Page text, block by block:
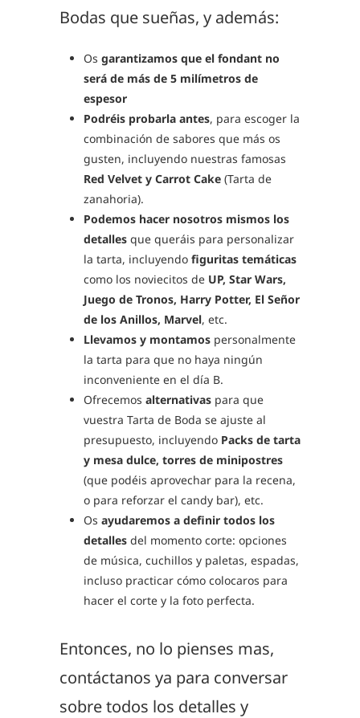
Bodas que sueñas, y además:
Os garantizamos que el fondant no
será de más de 5 milímetros de
espesor
Podréis probarla antes, para escoger la
combinación de sabores que más os
gusten, incluyendo nuestras famosas
Red Velvet y Carrot Cake (Tarta de
zanahoria).
Podemos hacer nosotros mismos los
detalles que queráis para personalizar
la tarta, incluyendo figuritas temáticas
como los noviecitos de UP, Star Wars,
Juego de Tronos, Harry Potter, El Señor
de los Anillos, Marvel, etc.
Llevamos y montamos personalmente
la tarta para que no haya ningún
inconveniente en el día B.
Ofrecemos alternativas para que
vuestra Tarta de Boda se ajuste al
presupuesto, incluyendo Packs de tarta
y mesa dulce, torres de minipostres
(que podéis aprovechar para la recena,
o para reforzar el candy bar), etc.
Os ayudaremos a definir todos los
detalles del momento corte: opciones
de música, cuchillos y paletas, espadas,
incluso practicar cómo colocaros para
hacer el corte y la foto perfecta.
Entonces, no lo pienses mas,
contáctanos ya para conversar
sobre todos los detalles y